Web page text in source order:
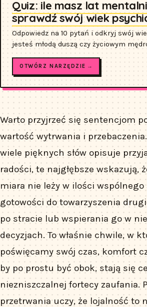
Quiz: ile masz lat
sprawdź swój wiek
Odpowiedz na 10 pytań i odkryj swój
jesteś młodą duszą czy życiowym
OTWÓRZ NARZĘDZIE →
Warto przyjrzeć się sentencjom
wartość wytrwania i
wiele pięknych słów opisuje
radości, te najgłębsze wskazują,
miara nie leży w ilości
gotowości do towarzyszenia
po stracie lub wspierania go w
decyzjach. To właśnie chwile, w
poświęcamy swój czas, komfort
by po prostu być obok, stają się
niezniszczalnej fortecy zaufania.
przetrwania uczy, że lojalność to